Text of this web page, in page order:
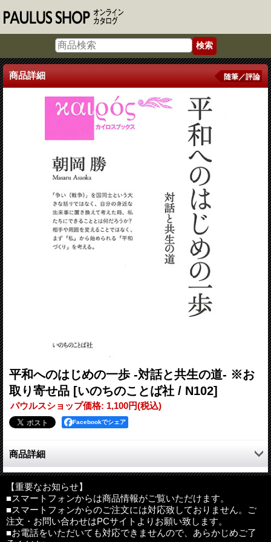
商品詳細 随筆／評論
平和へのはじめの一歩 -対話と共生の道- ※お
取り寄せ品 [いのちのことば社 / N102]
パウルスショップ価格: 1,100円(税込)
Facebookでシェア
商品詳細
目の前の人が「だれ」かがわからないとき、人は相手に対して恐
れを抱く――ますます多様化する社会の中で、共に生きていくた
めに何ができるのか。「自分の名を告げる」「相手の名を呼ぶ」
など身近な人との間で「私」ができることから、平和への一歩を
踏み出すことを試みる。
【重要なお知らせ】
■スマートフォンからは商品情報がご覧いただけます。
■スマートフォンからのご注文には対応致しておりません。ご
注文・お問い合わせはPCサイトよりお願い致します。
■お電話をいただいても対応できませんので、あらかじめご了